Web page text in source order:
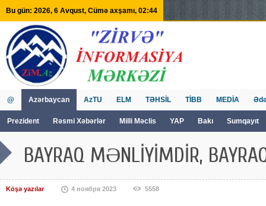
Bu gün: 2026, 6 Avqust, Cümə axşamı, 02:44
@ Azərbaycan
Prezident Rəsmi Xəbərlər Milli Məclis YAP Bakı Sumqayıt
AzTU ELM TƏHSİL TİBB MEDİA
BAYRAQ MƏNLİYİMDİR,
Köşə yazılar 4 ноября 2023 5558